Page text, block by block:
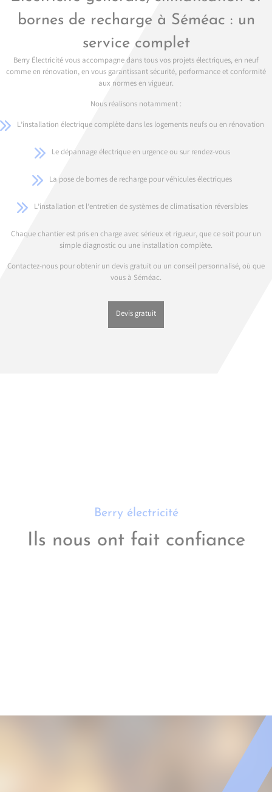
bornes de recharge à Séméac : un
service complet
Berry Électricité vous accompagne dans tous vos projets électriques, en neuf
comme en rénovation, en vous garantissant sécurité, performance et conformité
aux normes en vigueur.
Nous réalisons notamment :
L’installation électrique complète dans les logements neufs ou en rénovation
Le dépannage électrique en urgence ou sur rendez-vous
La pose de bornes de recharge pour véhicules électriques
L’installation et l’entretien de systèmes de climatisation réversibles
Chaque chantier est pris en charge avec sérieux et rigueur, que ce soit pour un
simple diagnostic ou une installation complète.
Contactez-nous pour obtenir un devis gratuit ou un conseil personnalisé, où que
vous à Séméac.
Devis gratuit
Berry électricité
Ils nous ont fait confiance